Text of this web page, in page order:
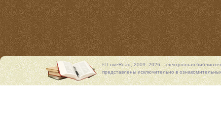
© LoveRead, 2009–2026 - электронная
представлены исключительно в